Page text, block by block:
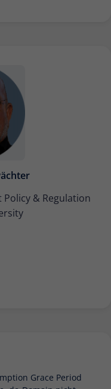
& Regulation
Grace Period